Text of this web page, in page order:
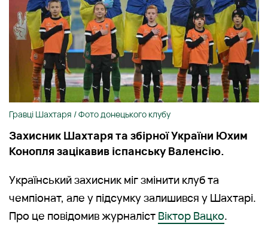
Гравці Шахтаря / Фото донецького клубу
Захисник Шахтаря та збірної України Юхим
Конопля зацікавив іспанську Валенсію.
Український захисник міг змінити клуб та
чемпіонат, але у підсумку залишився у Шахтарі.
Про це повідомив журналіст Віктор Вацко.